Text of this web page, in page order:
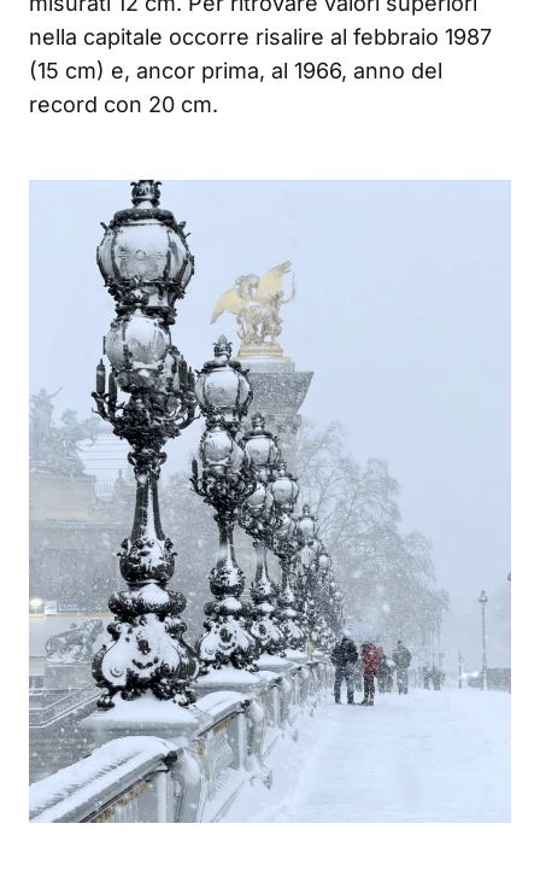
nella capitale occorre risalire al febbraio 1987
(15 cm) e, ancor prima, al 1966, anno del
record con 20 cm.